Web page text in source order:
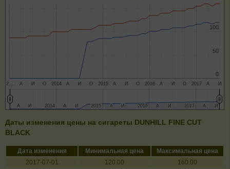
2… 2014 2015 2016 2017
А И О А И О А И О А И О А И
0
0
50
50
100
100
2014
2014 2015
2015 2016
2016 2017
2017
А
А ИИ А
А ИИ А
А ИИ А
А ИИ А
А ИИ
Даты изменения цены на сигареты DUNHILL FINE CUT
BLACK
Дата изменения Минимальная цена
Максимальная цена
2017-07-01
120.00
160.00